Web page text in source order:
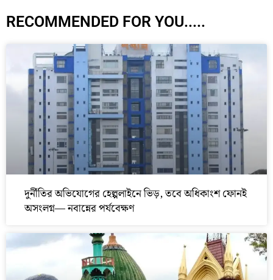
RECOMMENDED FOR YOU.....
দুর্নীতির অভিযোগের হেল্পলাইনে ভিড়, তবে অধিকাংশ ফোনই
অসংলগ্ন— নবান্নের পর্যবেক্ষণ